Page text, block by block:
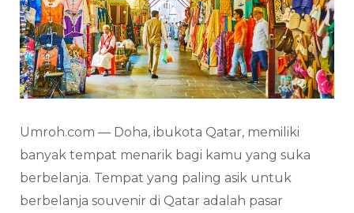
Umroh.com — Doha, ibukota Qatar, memiliki
banyak tempat menarik bagi kamu yang suka
berbelanja. Tempat yang paling asik untuk
berbelanja souvenir di Qatar adalah pasar